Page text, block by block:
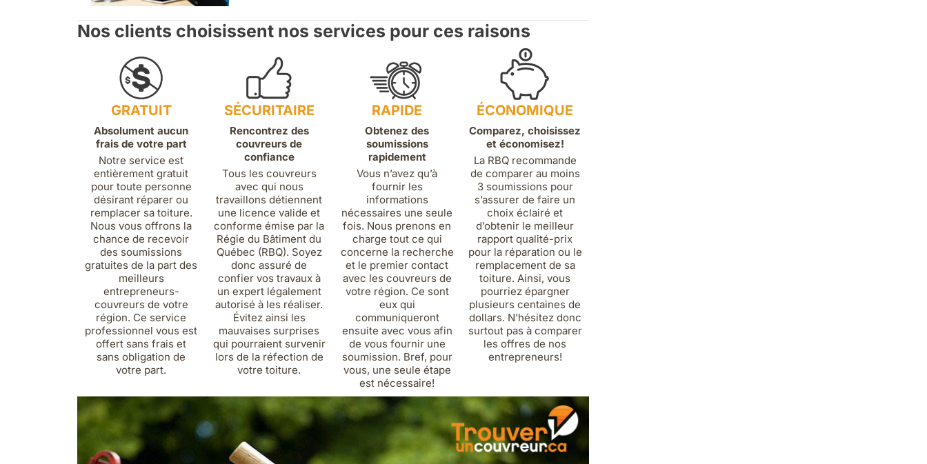
Nos clients choisissent nos services pour ces raisons
GRATUIT
Absolument aucun
frais de votre part
Notre service est
entièrement gratuit
pour toute personne
désirant réparer ou
remplacer sa toiture.
Nous vous offrons la
chance de recevoir
des soumissions
gratuites de la part des
meilleurs
entrepreneurs-
couvreurs de votre
région. Ce service
professionnel vous est
offert sans frais et
sans obligation de
votre part.
SÉCURITAIRE
Rencontrez des
couvreurs de
confiance
Tous les couvreurs
avec qui nous
travaillons détiennent
une licence valide et
conforme émise par la
Régie du Bâtiment du
Québec (RBQ). Soyez
donc assuré de
confier vos travaux à
un expert légalement
autorisé à les réaliser.
Évitez ainsi les
mauvaises surprises
qui pourraient survenir
lors de la réfection de
votre toiture.
RAPIDE
Obtenez des
soumissions
rapidement
Vous n’avez qu’à
fournir les
informations
nécessaires une seule
fois. Nous prenons en
charge tout ce qui
concerne la recherche
et le premier contact
avec les couvreurs de
votre région. Ce sont
eux qui
communiqueront
ensuite avec vous afin
de vous fournir une
soumission. Bref, pour
vous, une seule étape
est nécessaire!
ÉCONOMIQUE
Comparez, choisissez
et économisez!
La RBQ recommande
de comparer au moins
3 soumissions pour
s’assurer de faire un
choix éclairé et
d’obtenir le meilleur
rapport qualité-prix
pour la réparation ou le
remplacement de sa
toiture. Ainsi, vous
pourriez épargner
plusieurs centaines de
dollars. N’hésitez donc
surtout pas à comparer
les offres de nos
entrepreneurs!